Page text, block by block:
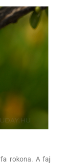
rokona. A faj